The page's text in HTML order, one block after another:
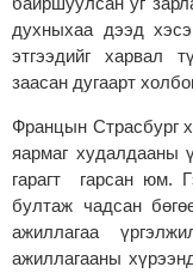
духныхаа дээд
этгээдийг харвал
заасан дугаарт
Францын Страсбург
яармаг худалдааны
гарагт гарсан юм.
бултаж чадсан
ажиллагаа
ажиллагааны